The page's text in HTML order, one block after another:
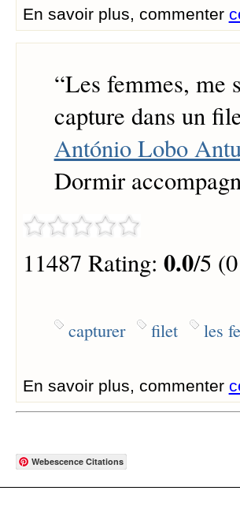
En savoir plus, commenter
“Les femmes, me
capture dans un
António Lobo
Dormir
11487 Rating: 0.0/5
capturer filet les
En savoir plus, commenter
Webescence Citations